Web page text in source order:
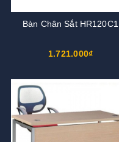
Bàn Chân Sắt HR120C1
1.721.000₫